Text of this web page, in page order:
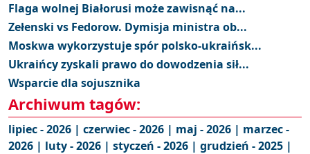
Flaga wolnej Białorusi może zawisnąć na...
Zełenski vs Fedorow. Dymisja ministra ob...
Moskwa wykorzystuje spór polsko-ukraińsk...
Ukraińcy zyskali prawo do dowodzenia sił...
Wsparcie dla sojusznika
Archiwum tagów:
lipiec - 2026 | czerwiec - 2026 | maj - 2026 | marzec -
2026 | luty - 2026 | styczeń - 2026 | grudzień - 2025 |